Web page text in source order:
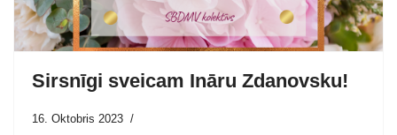
Sirsnīgi sveicam Ināru Zdanovsku!
16. Oktobris 2023